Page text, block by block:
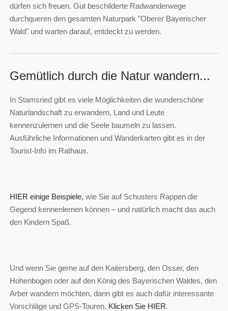
dürfen sich freuen. Gut beschilderte Radwanderwege
durchqueren den gesamten Naturpark "Oberer Bayerischer
Wald" und warten darauf, entdeckt zu werden.
Gemütlich durch die Natur wandern...
In Stamsried gibt es viele Möglichkeiten die wunderschöne
Naturlandschaft zu erwandern, Land und Leute
kennenzulernen und die Seele baumeln zu lassen.
Ausführliche Informationen und Wanderkarten gibt es in der
Tourist-Info im Rathaus.
HIER einige Beispiele, wie Sie auf Schusters Rappen die
Gegend kennenlernen können – und natürlich macht das auch
den Kindern Spaß.
Und wenn Sie gerne auf den Kaitersberg, den Osser, den
Hohenbogen oder auf den König des Bayerischen Waldes, den
Arber wandern möchten, dann gibt es auch dafür interessante
Vorschläge und GPS-Touren. Klicken Sie HIER.